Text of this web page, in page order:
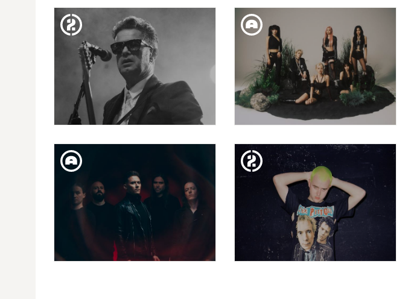
EMPREMTES: SOFÍA ELLAR JOE CREPÚSCULO
SANTIAGO AUSERÓN Y SU
ACADEMIA NOCTURNA
EVERGLOW